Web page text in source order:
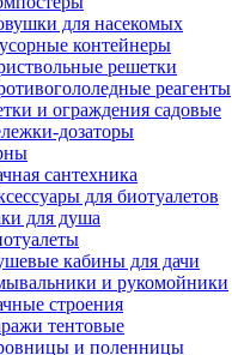
для насекомых
контейнеры
решетки
реагенты
и ограждения садовые
дозаторы
сантехника
для биотуалетов
для душа
кабины для дачи
и рукомойники
строения
тентовые
и поленницы